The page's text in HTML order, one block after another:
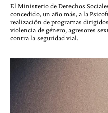
El Ministerio de Derechos
concedido, un año más, a la
realización de programas
violencia de género, agresores
contra la seguridad vial.